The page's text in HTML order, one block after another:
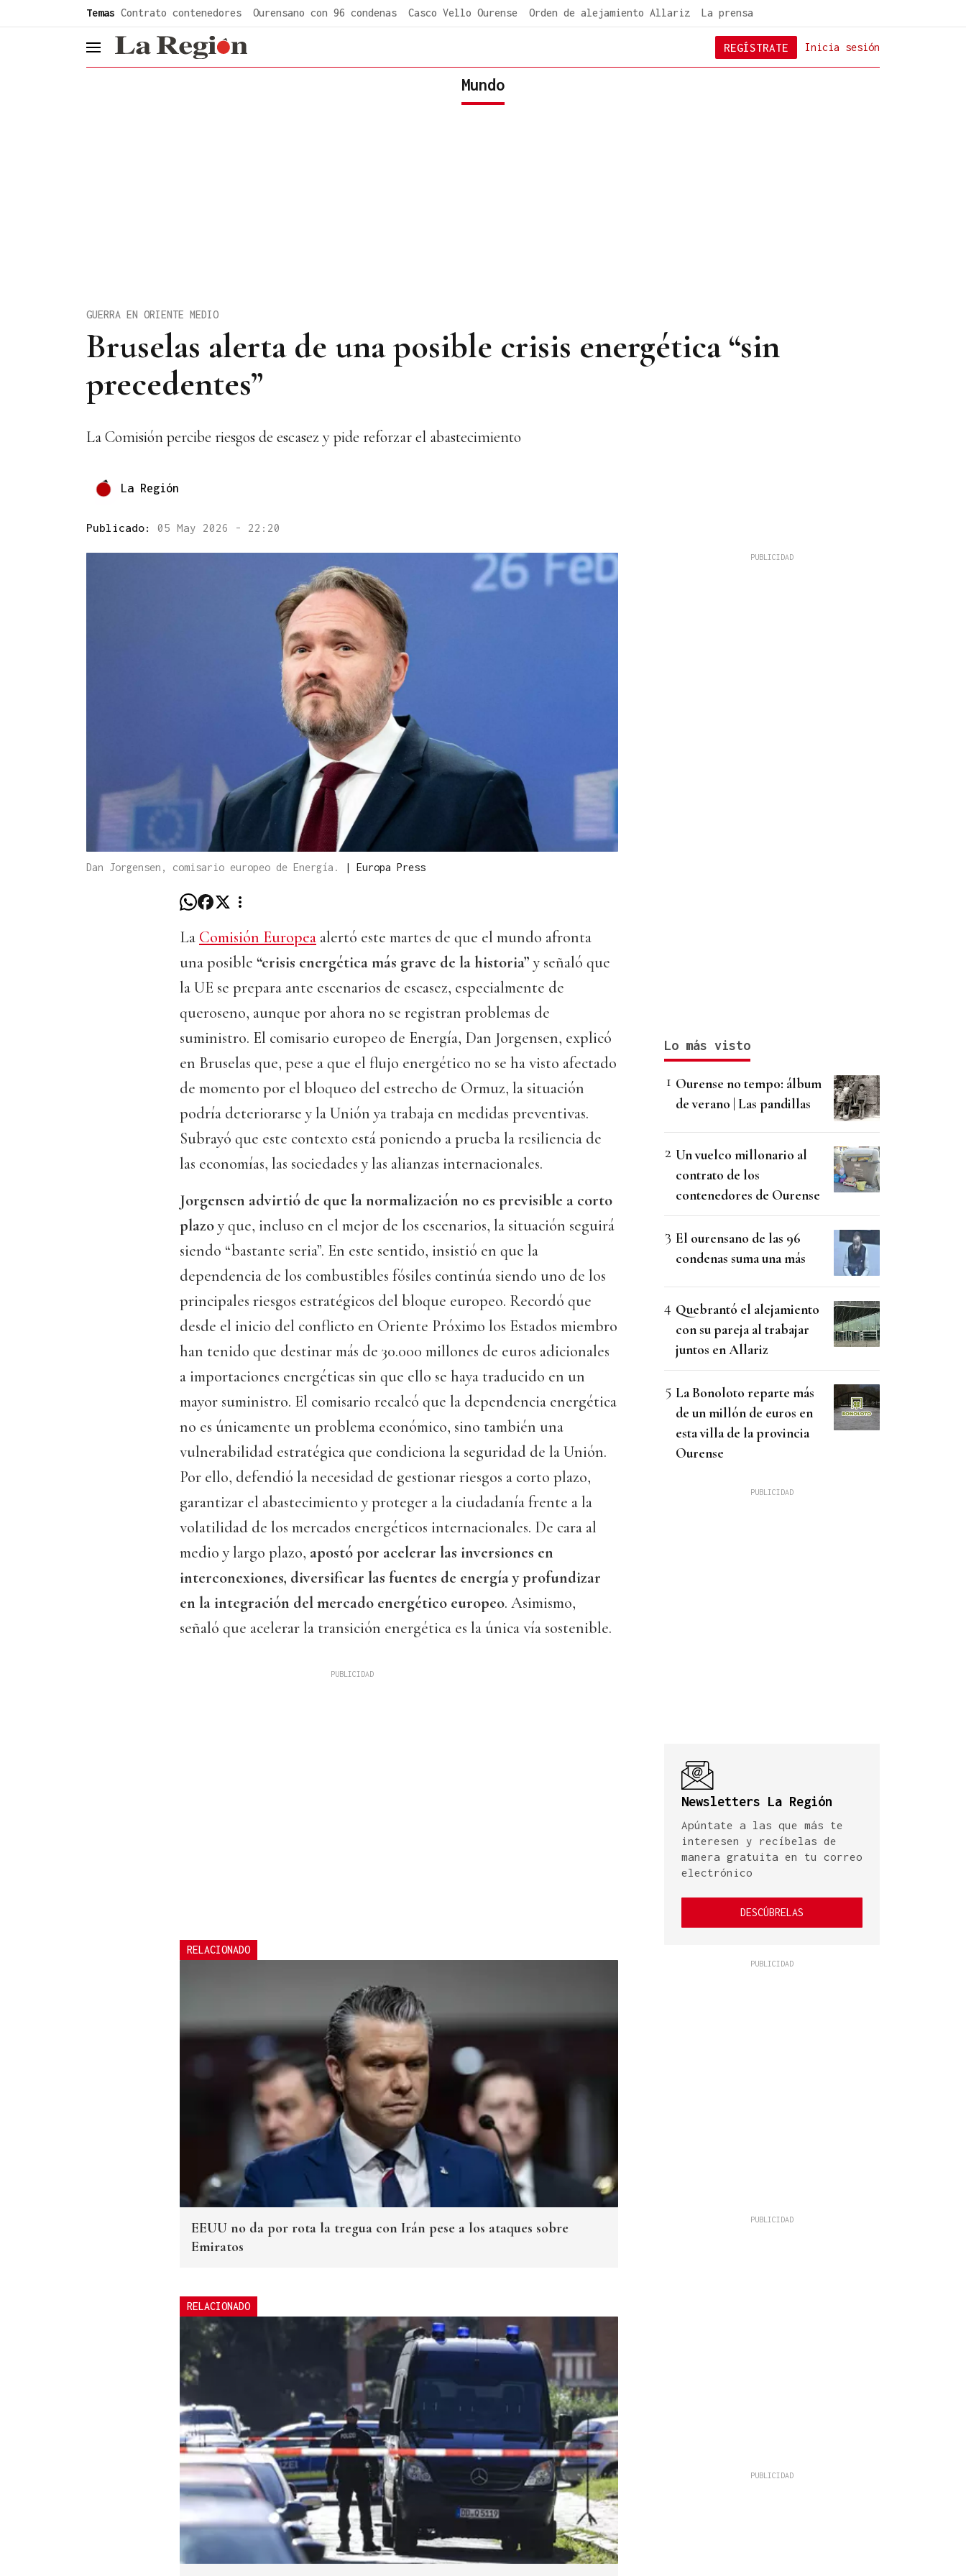
Temas Contrato contenedores Ourensano con 96 condenas Casco Vello Ourense Orden de alejamiento Allariz La prensa
header.menu.open Inicia sesión
REGÍSTRATE
Mundo
Bruselas alerta de una posible crisis energética “sin
precedentes”
GUERRA EN ORIENTE MEDIO
La Comisión percibe riesgos de escasez y pide reforzar el abastecimiento
La Región
Publicado: 05 May 2026 - 22:20
Dan Jorgensen, comisario europeo de Energía. | Europa Press
La Comisión Europea alertó este martes de que el mundo afronta
una posible “crisis energética más grave de la historia” y señaló que
la UE se prepara ante escenarios de escasez, especialmente de
queroseno, aunque por ahora no se registran problemas de
suministro. El comisario europeo de Energía, Dan Jorgensen, explicó
en Bruselas que, pese a que el flujo energético no se ha visto afectado
de momento por el bloqueo del estrecho de Ormuz, la situación
podría deteriorarse y la Unión ya trabaja en medidas preventivas.
Subrayó que este contexto está poniendo a prueba la resiliencia de
las economías, las sociedades y las alianzas internacionales.
Jorgensen advirtió de que la normalización no es previsible a corto
plazoy que, incluso en el mejor de los escenarios, la situación seguirá
siendo “bastante seria”. En este sentido, insistió en que la
dependencia de los combustibles fósiles continúa siendo uno de los
principales riesgos estratégicos del bloque europeo. Recordó que
desde el inicio del conflicto en Oriente Próximo los Estados miembro
han tenido que destinar más de 30.000 millones de euros adicionales
a importaciones energéticas sin que ello se haya traducido en un
mayor suministro. El comisario recalcó que la dependencia energética
no es únicamente un problema económico, sino también una
vulnerabilidad estratégica que condiciona la seguridad de la Unión.
Por ello, defendió la necesidad de gestionar riesgos a corto plazo,
garantizar el abastecimiento y proteger a la ciudadanía frente a la
volatilidad de los mercados energéticos internacionales. De cara al
medio y largo plazo, apostó por acelerar las inversiones en
interconexiones, diversificar las fuentes de energía y profundizar
en la integración del mercado energético europeo. Asimismo,
señaló que acelerar la transición energética es la única vía sostenible.
RELACIONADO
EEUU no da por rota la tregua con Irán pese a los ataques sobre
Emiratos
RELACIONADO
Lo más visto
Ourense no tempo: álbum
de verano | Las pandillas
Un vuelco millonario al
contrato de los
contenedores de Ourense
El ourensano de las 96
condenas suma una más
Quebrantó el alejamiento
con su pareja al trabajar
juntos en Allariz
La Bonoloto reparte más
de un millón de euros en
esta villa de la provincia
Ourense
Newsletters La Región
Apúntate a las que más te
interesen y recíbelas de
manera gratuita en tu correo
electrónico
DESCÚBRELAS